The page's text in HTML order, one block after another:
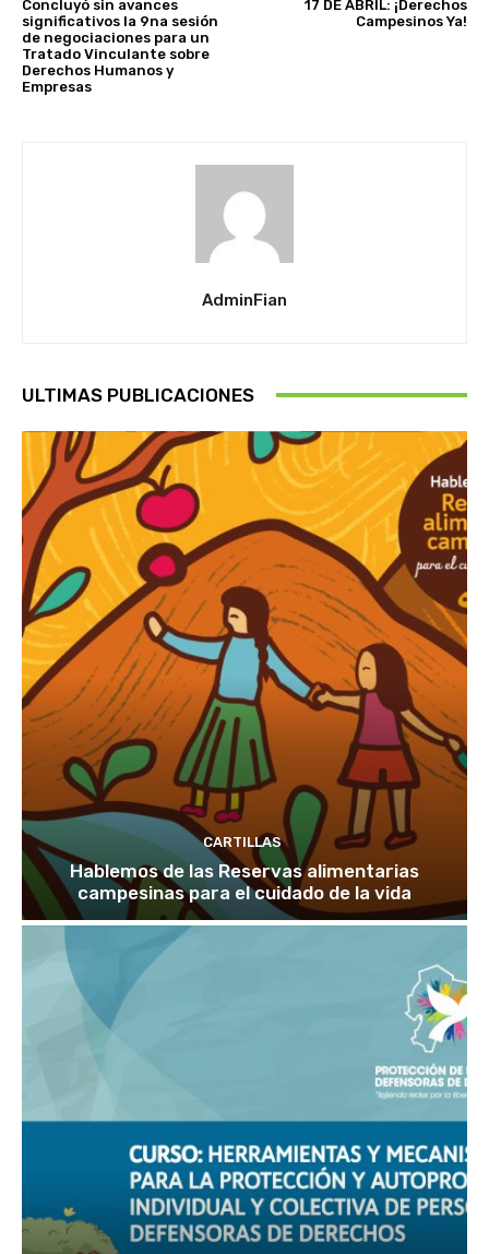
Concluyó sin avances
significativos la 9na sesión
de negociaciones para un
Tratado Vinculante sobre
Derechos Humanos y
Empresas
17 DE ABRIL: ¡Derechos
Campesinos Ya!
AdminFian
ULTIMAS PUBLICACIONES
CARTILLAS
Hablemos de las Reservas alimentarias
campesinas para el cuidado de la vida